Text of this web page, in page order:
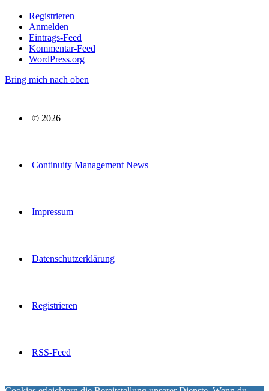
Registrieren
Anmelden
Eintrags-Feed
Kommentar-Feed
WordPress.org
Bring mich nach oben
© 2026
Continuity Management News
Impressum
Datenschutzerklärung
Registrieren
RSS-Feed